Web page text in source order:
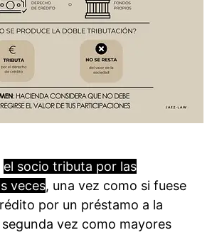
el socio tributa por las
veces, una vez como si fuese
por un préstamo a la
vez como mayores